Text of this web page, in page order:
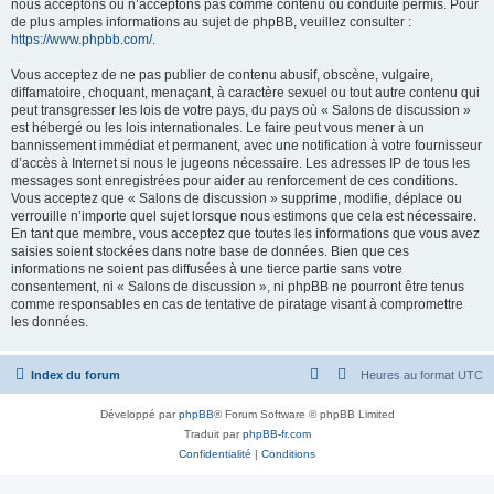
nous acceptons ou n’acceptons pas comme contenu ou conduite permis. Pour
de plus amples informations au sujet de phpBB, veuillez consulter :
https://www.phpbb.com/.
Vous acceptez de ne pas publier de contenu abusif, obscène, vulgaire,
diffamatoire, choquant, menaçant, à caractère sexuel ou tout autre contenu qui
peut transgresser les lois de votre pays, du pays où « Salons de discussion »
est hébergé ou les lois internationales. Le faire peut vous mener à un
bannissement immédiat et permanent, avec une notification à votre fournisseur
d’accès à Internet si nous le jugeons nécessaire. Les adresses IP de tous les
messages sont enregistrées pour aider au renforcement de ces conditions.
Vous acceptez que « Salons de discussion » supprime, modifie, déplace ou
verrouille n’importe quel sujet lorsque nous estimons que cela est nécessaire.
En tant que membre, vous acceptez que toutes les informations que vous avez
saisies soient stockées dans notre base de données. Bien que ces
informations ne soient pas diffusées à une tierce partie sans votre
consentement, ni « Salons de discussion », ni phpBB ne pourront être tenus
comme responsables en cas de tentative de piratage visant à compromettre
les données.
Index du forum Heures au format UTC
Développé parphpBB® Forum Software © phpBB Limited
Traduit parphpBB-fr.com
Confidentialité | Conditions